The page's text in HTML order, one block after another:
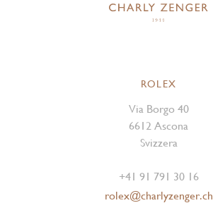
ROLEX
Via Borgo 40
6612 Ascona
Svizzera
+41 91 791 30 16
rolex@charlyzenger.ch